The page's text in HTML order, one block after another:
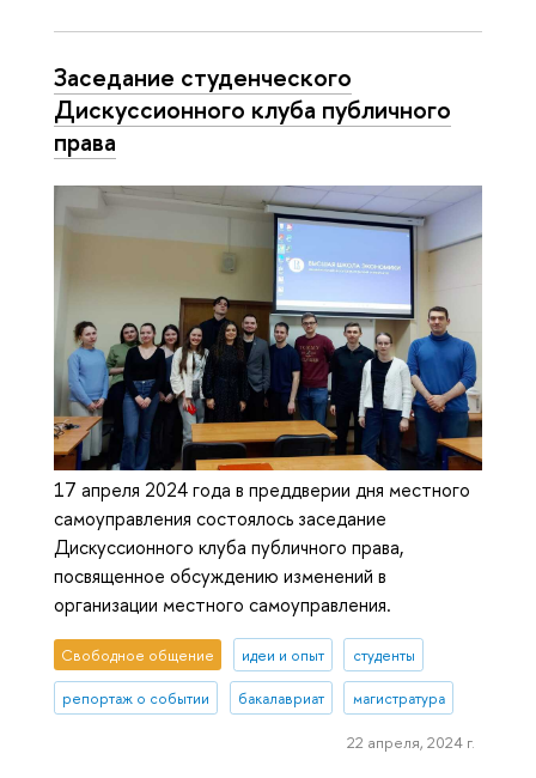
Заседание студенческого
Дискуссионного клуба публичного
права
17 апреля 2024 года в преддверии дня местного
самоуправления состоялось заседание
Дискуссионного клуба публичного права,
посвященное обсуждению изменений в
организации местного самоуправления.
Свободное общение идеи и опыт студенты
репортаж о событии бакалавриат магистратура
22 апреля, 2024 г.